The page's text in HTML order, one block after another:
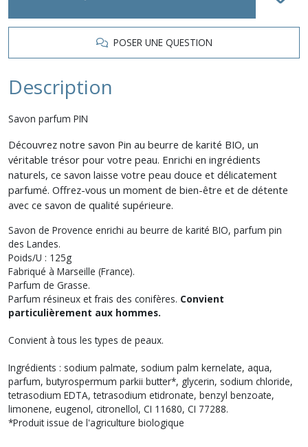
POSER UNE QUESTION
Description
Savon parfum PIN
Découvrez notre savon Pin au beurre de karité BIO, un
véritable trésor pour votre peau. Enrichi en ingrédients
naturels, ce savon laisse votre peau douce et délicatement
parfumé. Offrez-vous un moment de bien-être et de détente
avec ce savon de qualité supérieure.
Savon de Provence enrichi au beurre de karité BIO, parfum pin
des Landes.
Poids/U : 125g
Fabriqué à Marseille (France).
Parfum de Grasse.
Parfum résineux et frais des conifères. Convient
particulièrement aux hommes.
Convient à tous les types de peaux.
Ingrédients : sodium palmate, sodium palm kernelate, aqua,
parfum, butyrospermum parkii butter*, glycerin, sodium chloride,
tetrasodium EDTA, tetrasodium etidronate, benzyl benzoate,
limonene, eugenol, citronellol, CI 11680, CI 77288.
*Produit issue de l'agriculture biologique